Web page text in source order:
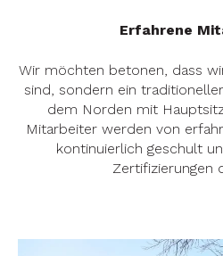
Erfahrene
Wir möchten betonen, dass
sind, sondern ein
dem Norden mit
Mitarbeiter werden von
kontinuierlich geschult
Zertifizierungen